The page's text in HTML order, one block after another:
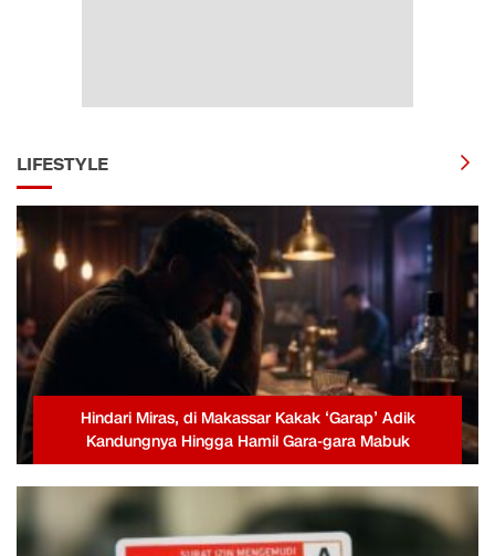
LIFESTYLE
Hindari Miras, di Makassar Kakak ‘Garap’ Adik
Kandungnya Hingga Hamil Gara-gara Mabuk